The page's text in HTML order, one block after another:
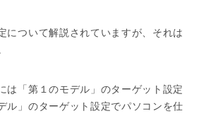
について解説されていますが、それは
は「第１のモデル」のターゲット設定
ル」のターゲット設定でパソコンを仕